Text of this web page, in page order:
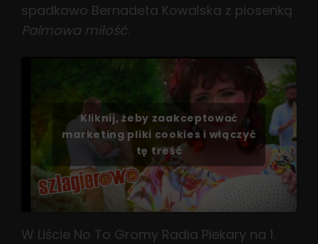
spadkowo Bernadeta Kowalska z piosenką
Palmowa miłość.
Kliknij, żeby zaakceptować
marketing pliki cookies i włączyć
tę treść
W Liście No To Gromy Radia Piekary na 1.